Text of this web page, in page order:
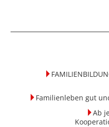
Familienleben gut
Ab